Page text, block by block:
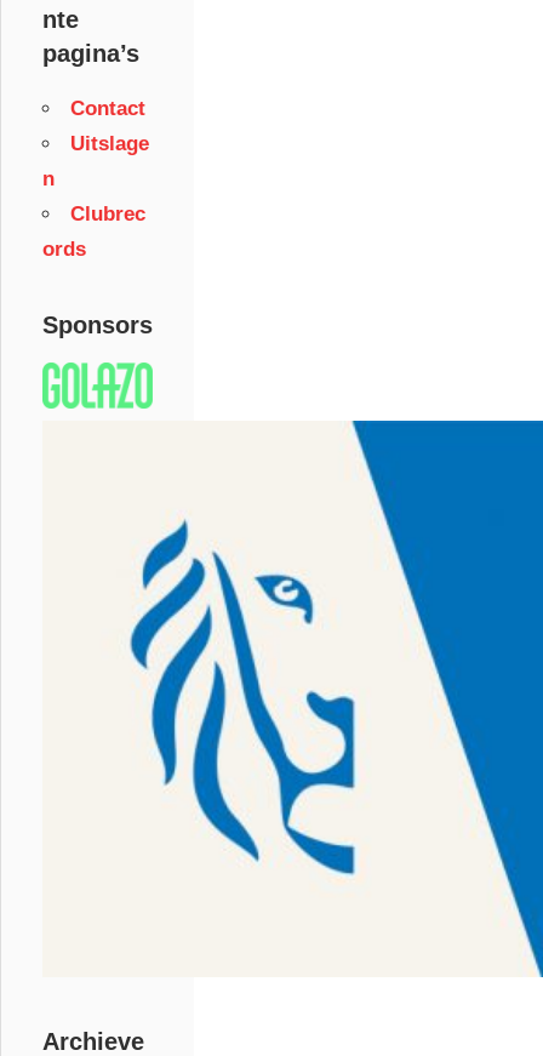
nte
pagina’s
Contact
Uitslage
n
Clubrec
ords
Sponsors
Archieve